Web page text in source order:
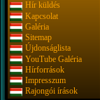
Hír küldés
Kapcsolat
Galéria
Sitemap
Újdonságlista
YouTube Galéria
Hírforrások
Impresszum
Rajongói írások